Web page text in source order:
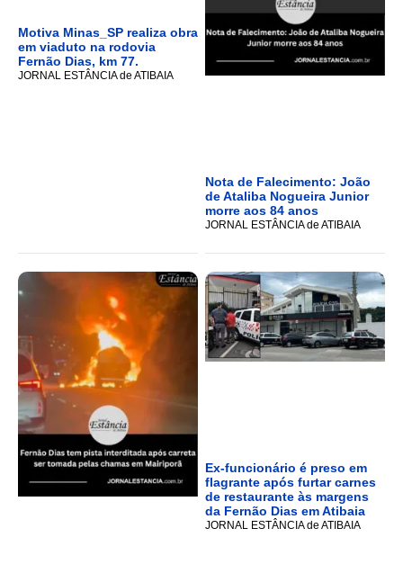
Motiva Minas_SP realiza obra
em viaduto na rodovia
Fernão Dias, km 77.
JORNAL ESTÂNCIA de ATIBAIA
Nota de Falecimento: João
de Ataliba Nogueira Junior
morre aos 84 anos
JORNAL ESTÂNCIA de ATIBAIA
Ex-funcionário é preso em
flagrante após furtar carnes
de restaurante às margens
da Fernão Dias em Atibaia
JORNAL ESTÂNCIA de ATIBAIA